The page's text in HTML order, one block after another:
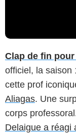
Clap de fin
officiel, la saison
cette prof
Aliagas. Une
corps
Delaigue a réagi